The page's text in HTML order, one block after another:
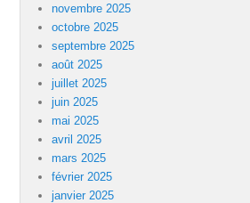
novembre 2025
octobre 2025
septembre 2025
août 2025
juillet 2025
juin 2025
mai 2025
avril 2025
mars 2025
février 2025
janvier 2025